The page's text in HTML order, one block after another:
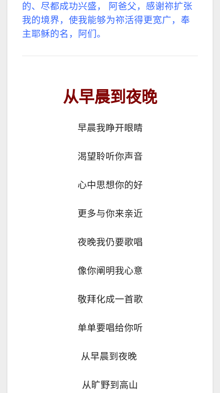
的、尽都成功兴盛，
阿爸父，感谢祢扩张
我的境界，使我能够为祢活得更宽广，奉
主耶稣的名，阿们。
从早晨到夜晚
早晨我睁开眼睛
渴望聆听你声音
心中思想你的好
更多与你来亲近
夜晚我仍要歌唱
像你阐明我心意
敬拜化成一首歌
单单要唱给你听
从早晨到夜晚
从旷野到高山